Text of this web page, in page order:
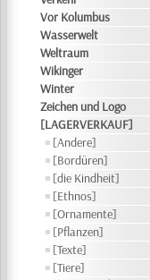
Vor Kolumbus
Wasserwelt
Weltraum
Wikinger
Winter
Zeichen und Logo
[LAGERVERKAUF]
[Andere]
[Bordüren]
[die Kindheit]
[Ethnos]
[Ornamente]
[Pflanzen]
[Texte]
[Tiere]